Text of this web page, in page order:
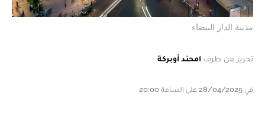
مدينة الدار البيضاء
تحرير من طرف امحند أوبركة
في 28/04/2025 على الساعة 20:00